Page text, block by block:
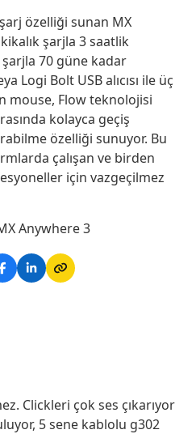
özelliği sunan MX
şarjla 3 saatlik
şarjla 70 güne kadar
Logi Bolt USB alıcısı ile üç
mouse, Flow teknolojisi
kolayca geçiş
özelliği sunuyor. Bu
çalışan ve birden
için vazgeçilmez
Anywhere 3
Clickleri çok ses çıkarıyor
5 sene kablolu g302